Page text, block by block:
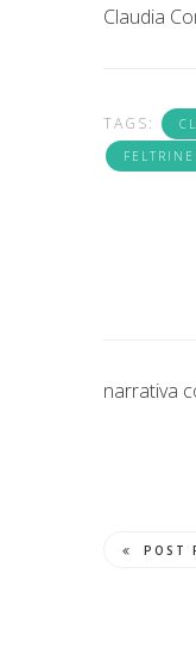
Claudia
TAGS:
narrativa
POST